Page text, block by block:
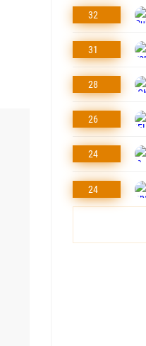
32
31
28
26
24
24